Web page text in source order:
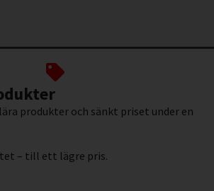
produkter och sänkt priset under en
– till ett lägre pris.